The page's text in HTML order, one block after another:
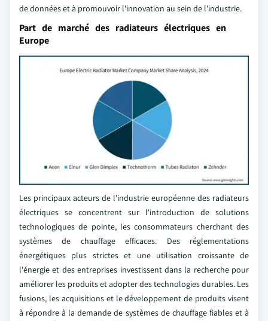
de données et à promouvoir l'innovation au sein de l'industrie.
Part de marché des radiateurs électriques en
Europe
Les principaux acteurs de l'industrie européenne des radiateurs
électriques se concentrent sur l'introduction de solutions
technologiques de pointe, les consommateurs cherchant des
systèmes de chauffage efficaces. Des réglementations
énergétiques plus strictes et une utilisation croissante de
l'énergie et des entreprises investissent dans la recherche pour
améliorer les produits et adopter des technologies durables. Les
fusions, les acquisitions et le développement de produits visent
à répondre à la demande de systèmes de chauffage fiables et à